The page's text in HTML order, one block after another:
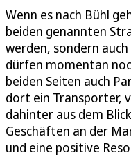
Wenn es nach Bühl
beiden genannten
werden, sondern
dürfen momentan
beiden Seiten auch
dort ein Transporter,
dahinter aus dem
Geschäften an der
und eine positive